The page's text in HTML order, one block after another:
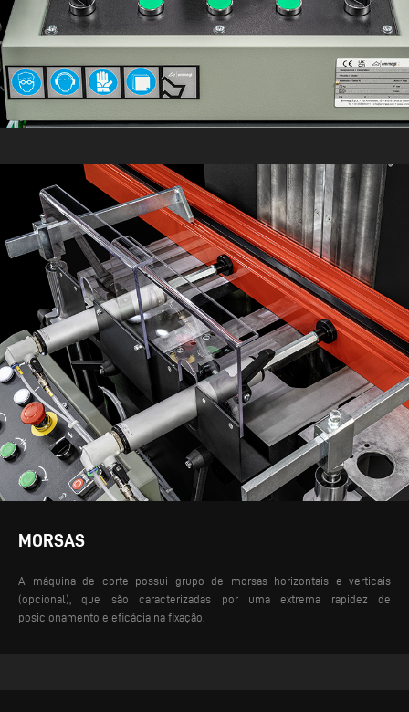
MORSAS
A máquina de corte possui grupo de morsas horizontais e verticais
(opcional), que são caracterizadas por uma extrema rapidez de
posicionamento e eficácia na fixação.